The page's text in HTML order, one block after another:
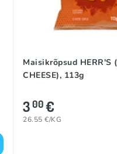
Maisikrõpsud HERR'S
CHEESE), 113g
300€
26.55 €/KG